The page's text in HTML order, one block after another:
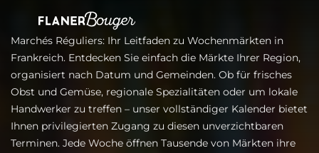
Marchés Réguliers: Ihr Leitfaden zu Wochenmärkten in
Frankreich. Entdecken Sie einfach die Märkte Ihrer Region,
organisiert nach Datum und Gemeinden. Ob für frisches
Obst und Gemüse, regionale Spezialitäten oder um lokale
Handwerker zu treffen – unser vollständiger Kalender bietet
Ihnen privilegierten Zugang zu diesen unverzichtbaren
Terminen. Jede Woche öffnen Tausende von Märkten ihre